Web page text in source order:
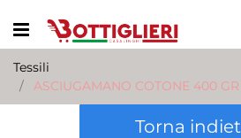
Open menu
Tessili
ASCIUGAMANO COTONE 400
Torna